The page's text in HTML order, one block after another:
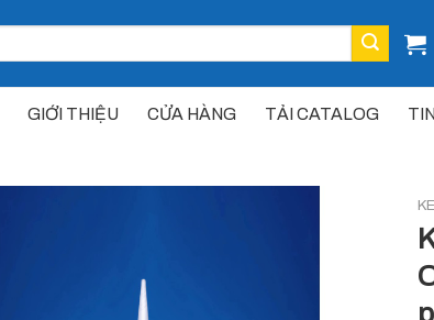
GIỚI THIỆU CỬA HÀNG TẢI CATALOG